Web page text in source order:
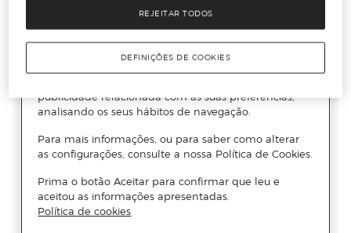
REJEITAR TODOS
DEFINIÇÕES DE COOKIES